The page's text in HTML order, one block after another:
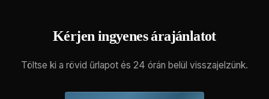
Kérjen ingyenes árajánlatot
Töltse ki a rövid űrlapot és 24 órán belül visszajelzünk.